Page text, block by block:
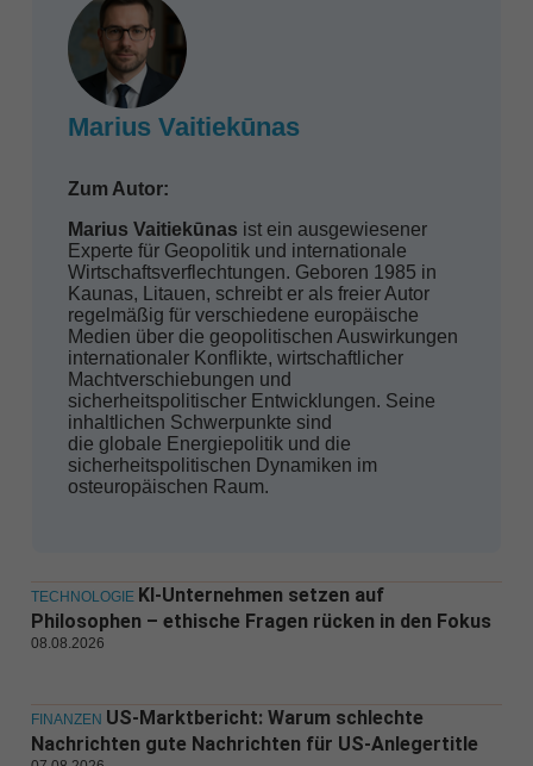
Marius Vaitiekūnas
Zum Autor:
Marius Vaitiekūnas ist ein ausgewiesener
Experte für Geopolitik und internationale
Wirtschaftsverflechtungen. Geboren 1985 in
Kaunas, Litauen, schreibt er als freier Autor
regelmäßig für verschiedene europäische
Medien über die geopolitischen Auswirkungen
internationaler Konflikte, wirtschaftlicher
Machtverschiebungen und
sicherheitspolitischer Entwicklungen. Seine
inhaltlichen Schwerpunkte sind
die globale Energiepolitik und die
sicherheitspolitischen Dynamiken im
osteuropäischen Raum.
TECHNOLOGIE KI-Unternehmen setzen auf
Philosophen – ethische Fragen rücken in den Fokus
08.08.2026
FINANZEN US-Marktbericht: Warum schlechte
Nachrichten gute Nachrichten für US-Anlegertitle